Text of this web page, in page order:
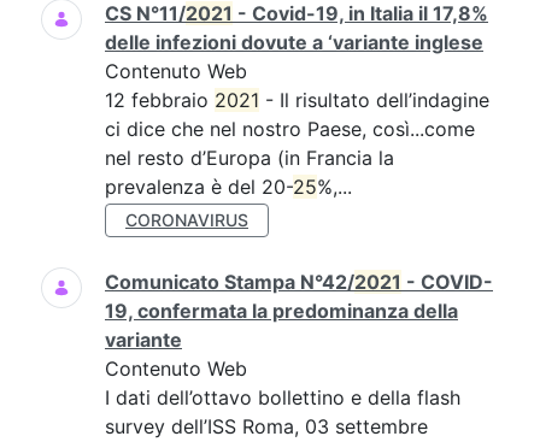
CS N°11/2021 - Covid-19, in Italia il 17,8%
delle infezioni dovute a ‘variante inglese
Contenuto Web
12 febbraio 2021 - Il risultato dell’indagine
ci dice che nel nostro Paese, così...come
nel resto d’Europa (in Francia la
prevalenza è del 20-25%,...
CORONAVIRUS
Comunicato Stampa N°42/2021 - COVID-
19, confermata la predominanza della
variante
Contenuto Web
I dati dell’ottavo bollettino e della flash
survey dell’ISS Roma, 03 settembre